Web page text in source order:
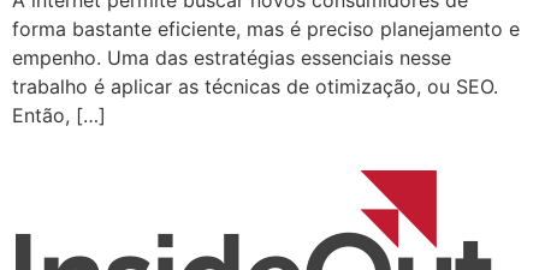
forma bastante eficiente, mas é preciso planejamento e
empenho. Uma das estratégias essenciais nesse
trabalho é aplicar as técnicas de otimização, ou SEO.
Então, […]